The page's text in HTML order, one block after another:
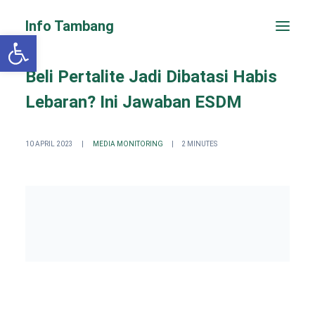
Info Tambang
Beli Pertalite Jadi Dibatasi Habis
Lebaran? Ini Jawaban ESDM
10 APRIL 2023 MEDIA MONITORING 2 MINUTES
Open toolbar